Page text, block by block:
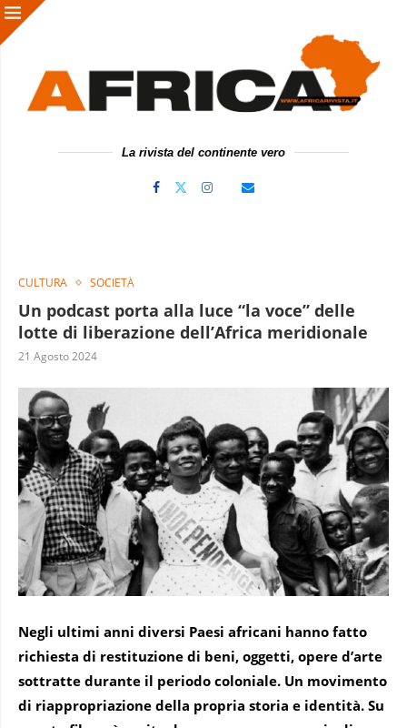
La rivista del continente vero
CULTURA SOCIETÀ
Un podcast porta alla luce “la voce” delle
lotte di liberazione dell’Africa meridionale
21 Agosto 2024
Negli ultimi anni diversi Paesi africani hanno fatto
richiesta di restituzione di beni, oggetti, opere d’arte
sottratte durante il periodo coloniale. Un movimento
di riappropriazione della propria storia e identità. Su